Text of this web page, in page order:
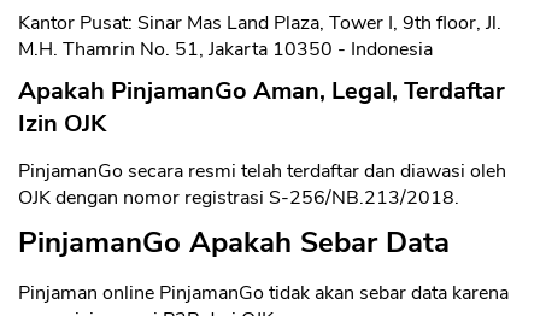
Kantor Pusat: Sinar Mas Land Plaza, Tower I, 9th floor, Jl.
M.H. Thamrin No. 51, Jakarta 10350 - Indonesia
Apakah PinjamanGo Aman, Legal, Terdaftar
Izin OJK
PinjamanGo secara resmi telah terdaftar dan diawasi oleh
OJK dengan nomor registrasi S-256/NB.213/2018.
PinjamanGo Apakah Sebar Data
Pinjaman online PinjamanGo tidak akan sebar data karena